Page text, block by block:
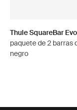
Thule SquareBar Evo
paquete de 2 barras
negro